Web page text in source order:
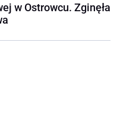
w Ostrowcu. Zginęła